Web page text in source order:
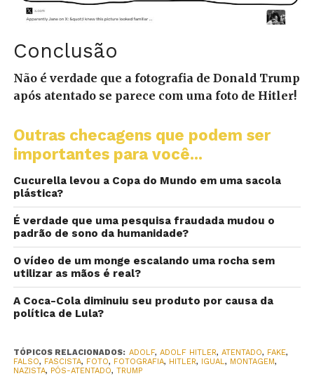
Conclusão
Não é verdade que a fotografia de Donald Trump
após atentado se parece com uma foto de Hitler!
Outras checagens que podem ser
importantes para você...
Cucurella levou a Copa do Mundo em uma sacola
plástica?
É verdade que uma pesquisa fraudada mudou o
padrão de sono da humanidade?
O vídeo de um monge escalando uma rocha sem
utilizar as mãos é real?
A Coca-Cola diminuiu seu produto por causa da
política de Lula?
TÓPICOS RELACIONADOS: ADOLF, ADOLF HITLER, ATENTADO, FAKE,
FALSO, FASCISTA, FOTO, FOTOGRAFIA, HITLER, IGUAL, MONTAGEM,
NAZISTA, PÓS-ATENTADO, TRUMP